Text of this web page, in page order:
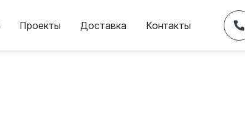
Проекты Доставка Контакты